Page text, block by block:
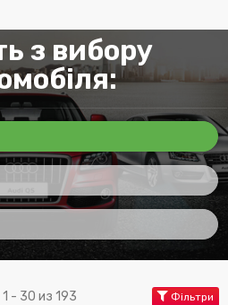
з вибору
1 - 30 из 193 Фільтри